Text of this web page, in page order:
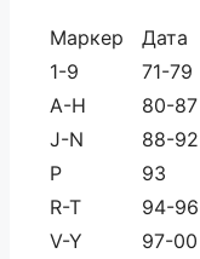
Маркер Дата
1-9
71-79
A-H
80-87
J-N
88-92
P
93
R-T
94-96
V-Y
97-00